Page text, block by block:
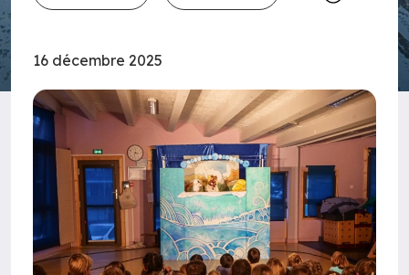
16 décembre 2025